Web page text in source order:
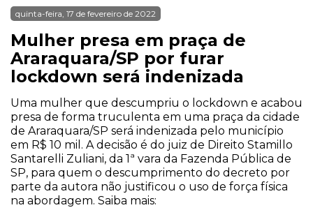
quinta-feira, 17 de fevereiro de 2022
Mulher presa em praça de
Araraquara/SP por furar
lockdown será indenizada
Uma mulher que descumpriu o lockdown e acabou
presa de forma truculenta em uma praça da cidade
de Araraquara/SP será indenizada pelo município
em R$ 10 mil. A decisão é do juiz de Direito Stamillo
Santarelli Zuliani, da 1ª vara da Fazenda Pública de
SP, para quem o descumprimento do decreto por
parte da autora não justificou o uso de força física
na abordagem. Saiba mais: